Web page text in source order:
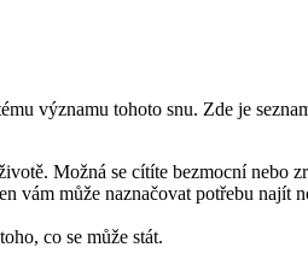
významu tohoto snu. Zde je
Možná se cítíte bezmocní nebo
vám může naznačovat potřebu najít
co se může stát.